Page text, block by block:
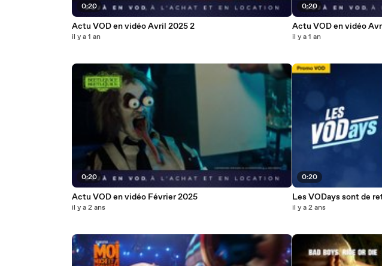
0:20
Actu VOD en vidéo Avril 2025 2
il y a 1 an
0:20
Actu VOD en vidéo Février 2025
il y a 2 ans
0:20
Actu VOD en vidéo
il y a 1 an
0:20
Les VODays sont de
il y a 2 ans